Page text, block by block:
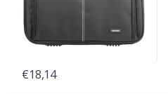
€18,14